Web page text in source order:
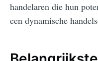
handelaren die hun
een dynamische